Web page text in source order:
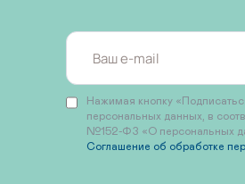
Нажимая кнопку
персональных данных, в
№152-ФЗ «О персональных
Соглашение об обработке